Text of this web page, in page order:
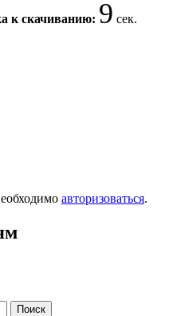
к скачиванию: 9 сек.
авторизоваться.